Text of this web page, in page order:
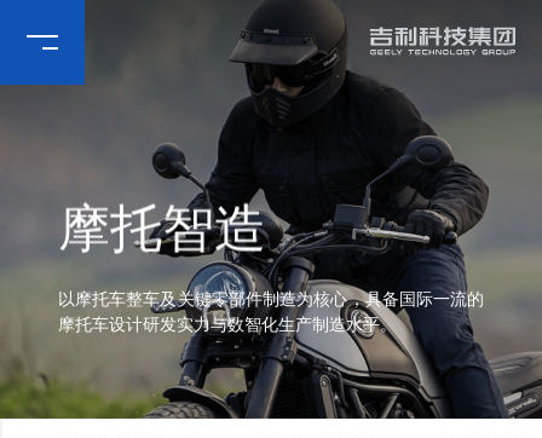
摩托智造
以摩托车整车及关键零部件制造为核心，具备国际一流的
摩托车设计研发实力与数智化生产制造水平。